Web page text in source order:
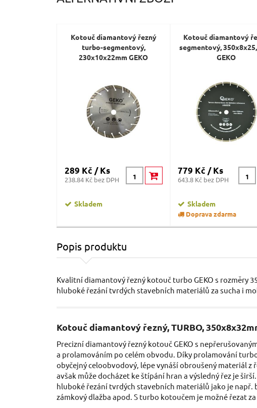
Kotouč diamantový řezný
turbo-segmentový,
230x10x22mm GEKO
289 Kč / Ks
238.84 Kč bez DPH
Skladem
Kotouč diamantový
segmentový,
GEKO
779 Kč / Ks
643.8 Kč bez DPH
Skladem
Doprava zdarma
Popis produktu
Kvalitní diamantový řezný kotouč turbo GEKO s rozměry
hluboké řezání tvrdých stavebních materiálů za sucha i
Kotouč diamantový řezný, TURBO,
Precizní diamantový řezný kotouč GEKO s
a prolamováním po celém obvodu. Díky prolamování
obyčejný celoobvodový, lépe vynáší obroušený materiál z
avšak může docházet ke štípání hran a výsledný řez je
hluboké řezání tvrdých stavebních materiálů jako je např.
zámkový dlažba apod. S turbo kotoučem je možné řezat